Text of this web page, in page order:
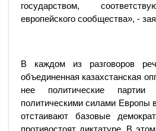
государством,
европейского сообщества», -
В каждом из разговоров
объединенная казахстанская
нее политические
политическими силами Европы
отстаивают базовые
противостоят диктатуре. В